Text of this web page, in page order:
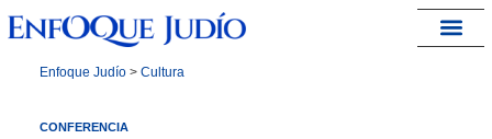
Enfoque Judío> Cultura
CONFERENCIA